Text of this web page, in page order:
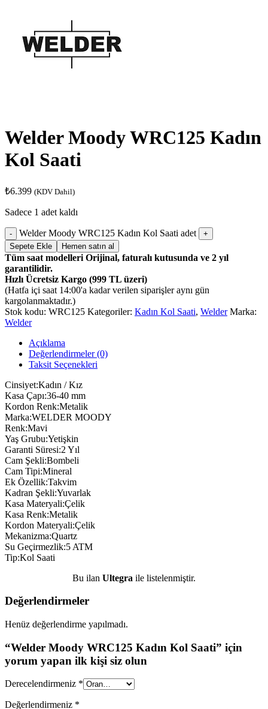
Welder Moody WRC125 Kadın
Kol Saati
₺6.399 (KDV Dahil)
Sadece 1 adet kaldı
Welder Moody WRC125 Kadın Kol Saati adet
Sepete Ekle Hemen satın al
Tüm saat modelleri Orijinal, faturalı kutusunda ve 2 yıl
garantilidir.
Hızlı Ücretsiz Kargo (999 TL üzeri)
(Hatfa içi saat 14:00'a kadar verilen siparişler aynı gün
kargolanmaktadır.)
Stok kodu: WRC125 Kategoriler: Kadın Kol Saati, Welder Marka:
Welder
Açıklama
Değerlendirmeler (0)
Taksit Seçenekleri
Cinsiyet:Kadın / Kız
Kasa Çapı:36-40 mm
Kordon Renk:Metalik
Marka:WELDER MOODY
Renk:Mavi
Yaş Grubu:Yetişkin
Garanti Süresi:2 Yıl
Cam Şekli:Bombeli
Cam Tipi:Mineral
Ek Özellik:Takvim
Kadran Şekli:Yuvarlak
Kasa Materyali:Çelik
Kasa Renk:Metalik
Kordon Materyali:Çelik
Mekanizma:Quartz
Su Geçirmezlik:5 ATM
Tip:Kol Saati
Bu ilan Ultegra ile listelenmiştir.
Değerlendirmeler
Henüz değerlendirme yapılmadı.
“Welder Moody WRC125 Kadın Kol Saati” için
yorum yapan ilk kişi siz olun
Derecelendirmeniz *
Değerlendirmeniz *